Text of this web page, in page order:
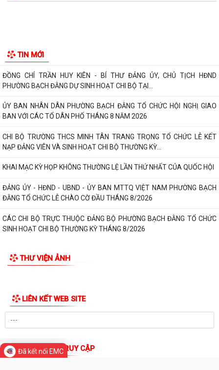
TIN MỚI
HÓA, TẠO LẬP DỮ LIỆU ĐẢNG VIÊN
CHI BỘ TỔ DÂN PHỐ MY ĐÔNG TRANG TRỌNG TỔ CHỨC LỄ KẾT NẠP
ĐẢNG VIÊN VÀ SINH HOẠT CHI BỘ THƯỜNG KỲ...
ĐỒNG CHÍ TRẦN HUY KIÊN - BÍ THƯ ĐẢNG ỦY, CHỦ TỊCH HĐND
PHƯỜNG BẠCH ĐẰNG DỰ SINH HOẠT CHI BỘ TẠI...
ỦY BAN NHÂN DÂN PHƯỜNG BẠCH ĐẰNG TỔ CHỨC HỘI NGHỊ GIAO
BAN VỚI CÁC TỔ DÂN PHỐ THÁNG 8 NĂM 2026
CHI BỘ TRƯỜNG THCS MINH TÂN TRANG TRỌNG TỔ CHỨC LỄ KẾT
KHAI MẠC KỲ HỌP KHÔNG THƯỜNG LỆ LẦN THỨ NHẤT CỦA QUỐC HỘI
ĐẢNG ỦY - HĐND - UBND - ỦY BAN MTTQ VIỆT NAM PHƯỜNG BẠCH
ĐẰNG TỔ CHỨC LỄ CHÀO CỜ ĐẦU THÁNG 8/2026
SINH HOẠT CHI BỘ THƯỜNG KỲ THÁNG 8/2026
THÔNG BÁO Về việc đăng ký đội tuyển tham gia Giải Cầu lông Thiếu
niên, Nhi đồng thành phố Hải...
CHO ĐỘI NGŨ CÁN BỘ QUẢN LÝ, GIÁO VIÊN...
LIÊN KẾT WEB SITE
Đã kết nối EMC